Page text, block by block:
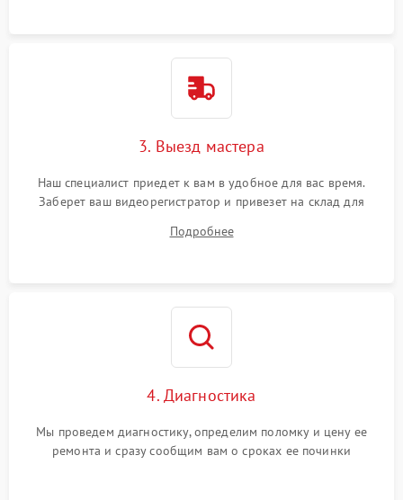
3. Выезд мастера
Наш специалист приедет к вам в удобное для вас время.
Заберет ваш видеорегистратор и привезет на склад для
Подробнее
4. Диагностика
Мы проведем диагностику, определим поломку и цену ее
ремонта и сразу сообщим вам о сроках ее починки